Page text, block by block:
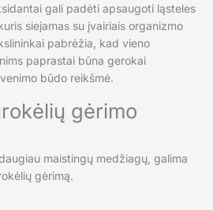
gali padėti apsaugoti ląsteles
siejamas su įvairiais organizmo
pabrėžia, kad vieno
paprastai būna gerokai
būdo reikšmė.
gėrimo
maistingų medžiagų, galima
gėrimą.